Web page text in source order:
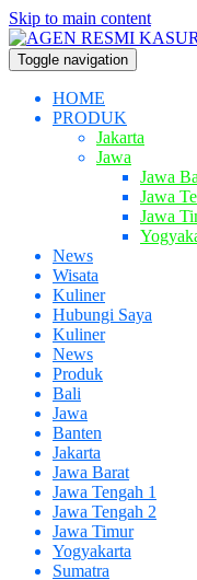
Skip to main content
Toggle navigation
HOME
PRODUK
Jakarta
Jawa
Jawa
Jawa
Jawa
News
Wisata
Kuliner
Hubungi Saya
Kuliner
News
Produk
Bali
Jawa
Banten
Jakarta
Jawa Barat
Jawa Tengah 1
Jawa Tengah 2
Jawa Timur
Yogyakarta
Sumatra